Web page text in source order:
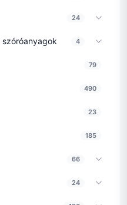
24
4
79
490
23
185
66
24